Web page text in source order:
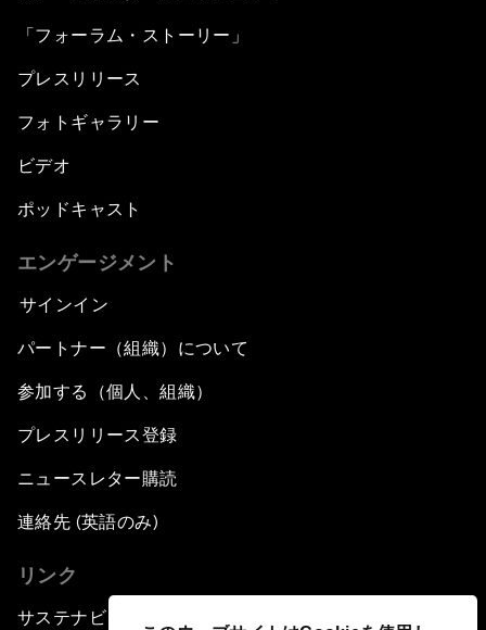
「フォーラム・ストーリー」
プレスリリース
フォトギャラリー
ビデオ
ポッドキャスト
エンゲージメント
サインイン
パートナー（組織）について
参加する（個人、組織）
プレスリリース登録
ニュースレター購読
連絡先 (英語のみ)
リンク
サステナビリティへの取り組み